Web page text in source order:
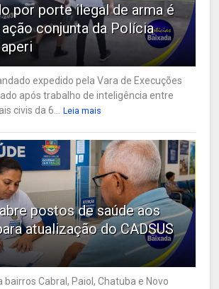
por porte ilegal de arma é
conjunta da Polícia
expedido pela Vara de Execuções
após trabalho de inteligência entre
civis da 6...
Leia mais
postos de saúde aos
atualização do CADSUS
Cabral, Paiol, Chatuba e Novo